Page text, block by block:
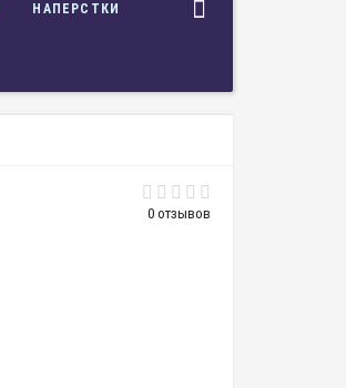
НАПЕРСТКИ
0 отзывов